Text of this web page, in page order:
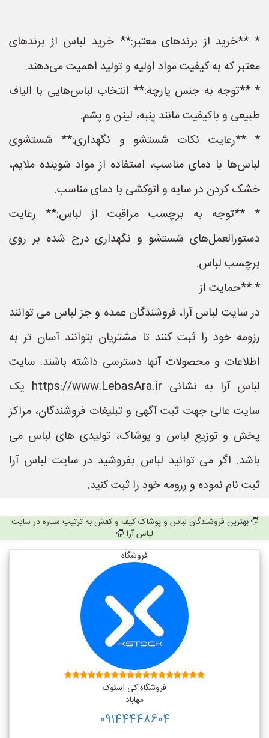
* **خرید از برندهای معتبر:** خرید لباس از برندهای
معتبر که به کیفیت مواد اولیه و تولید اهمیت می‌دهند.
* **توجه به جنس پارچه:** انتخاب لباس‌هایی با الیاف
طبیعی و باکیفیت مانند پنبه، لینن و پشم.
* **رعایت نکات شستشو و نگهداری:** شستشوی
لباس‌ها با دمای مناسب، استفاده از مواد شوینده ملایم،
خشک کردن در سایه و اتوکشی با دمای مناسب.
* **توجه به برچسب مراقبت از لباس:** رعایت
دستورالعمل‌های شستشو و نگهداری درج شده بر روی
برچسب لباس.
* **حمایت از
در سایت لباس آرا، فروشندگان عمده و جز لباس می توانند
رزومه خود را ثبت کنند تا مشتریان بتوانند آسان تر به
اطلاعات و محصولات آنها دسترسی داشته باشند. سایت
لباس آرا به نشانی https://www.LebasAra.ir یک
سایت عالی جهت ثبت آگهی و تبلیغات فروشندگان، مراکز
پخش و توزیع لباس و پوشاک، تولیدی های لباس می
باشد. اگر می توانید لباس بفروشید در سایت لباس آرا
ثبت نام نموده و رزومه خود را ثبت کنید.
بهترین فروشندگان لباس و پوشاک کیف و کفش به ترتیب ستاره در سایت
لباس آرا
فروشگاه
فروشگاه کی استوک
مهاباد
09144448604